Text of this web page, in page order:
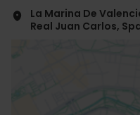
La Marina De
Real Juan Carlos,